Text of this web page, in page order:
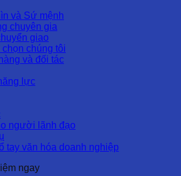
và Sứ mệnh
chuyên gia
giao
chúng tôi
và đối tác
lực
người lãnh đạo
tay văn hóa doanh nghiệp
ngay